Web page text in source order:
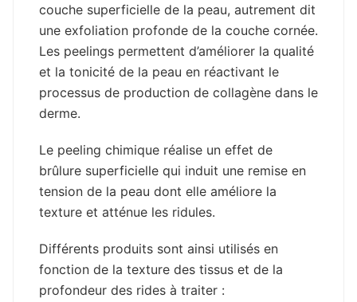
couche superficielle de la peau, autrement dit
une exfoliation profonde de la couche cornée.
Les peelings permettent d’améliorer la qualité
et la tonicité de la peau en réactivant le
processus de production de collagène dans le
derme.
Le peeling chimique réalise un effet de
brûlure superficielle qui induit une remise en
tension de la peau dont elle améliore la
texture et atténue les ridules.
Différents produits sont ainsi utilisés en
fonction de la texture des tissus et de la
profondeur des rides à traiter :